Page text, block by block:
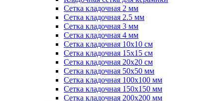
Сетка кладочная 2 мм
Сетка кладочная 2.5 мм
Сетка кладочная 3 мм
Сетка кладочная 4 мм
Сетка кладочная 10x10 см
Сетка кладочная 15x15 см
Сетка кладочная 20x20 см
Сетка кладочная 50x50 мм
Сетка кладочная 100x100 мм
Сетка кладочная 150x150 мм
Сетка кладочная 200x200 мм